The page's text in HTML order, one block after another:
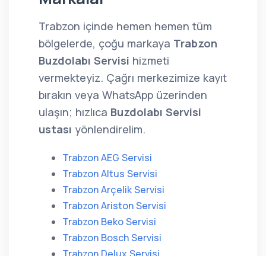
Trabzon içinde hemen hemen tüm
bölgelerde, çoğu markaya Trabzon
Buzdolabı Servisi hizmeti
vermekteyiz. Çağrı merkezimize kayıt
bırakın veya WhatsApp üzerinden
ulaşın; hızlıca Buzdolabı Servisi
ustası yönlendirelim.
Trabzon AEG Servisi
Trabzon Altus Servisi
Trabzon Arçelik Servisi
Trabzon Ariston Servisi
Trabzon Beko Servisi
Trabzon Bosch Servisi